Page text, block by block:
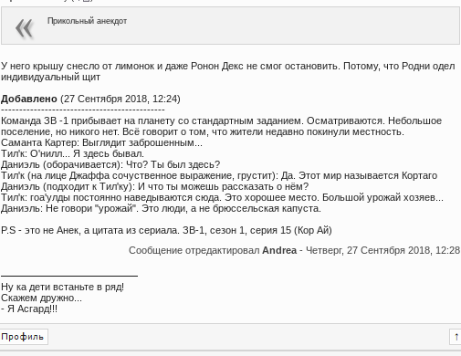
Прикольный анекдот
У него крышу снесло от лимонок и даже Ронон Декс не смог остановить. Потому, что Родни одел
индивидуальный щит
Добавлено (27 Сентября 2018, 12:24)
---------------------------------------------
Команда ЗВ -1 прибывает на планету со стандартным заданием. Осматриваются. Небольшое
поселение, но никого нет. Всё говорит о том, что жители недавно покинули местность.
Саманта Картер: Выглядит заброшенным...
Тил'к: О'нилл... Я здесь бывал.
Даниэль (оборачивается): Что? Ты был здесь?
Тил'к (на лице Джаффа сочуственное выражение, грустит): Да. Этот мир называется Кортаго
Даниэль (подходит к Тил'ку): И что ты можешь рассказать о нём?
Тил'к: гоа'улды постоянно наведываются сюда. Это хорошее место. Большой урожай хозяев...
Даниэль: Не говори "урожай". Это люди, а не брюссельская капуста.
P.S - это не Анек, а цитата из сериала. ЗВ-1, сезон 1, серия 15 (Кор Ай)
Сообщение отредактировал Andrea - Четверг, 27 Сентября 2018, 12:28
Ну ка дети встаньте в ряд!
Скажем дружно...
- Я Асгард!!!